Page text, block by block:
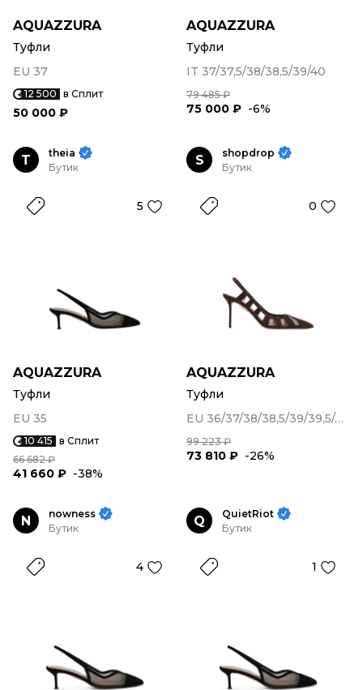
AQUAZZURA
Туфли
EU 37
12 500 в Сплит
50 000 ₽
AQUAZZURA
Туфли
IT 37/37,5/38/38,5/39/40
79 485 ₽
75 000 ₽ -6%
T
theia
Бутик
5
AQUAZZURA
Туфли
EU 35
10 415 в Сплит
66 682 ₽
41 660 ₽ -38%
S
shopdrop
Бутик
0
AQUAZZURA
Туфли
EU 36/37/38/38,5/39/39,5/40/41
99 223 ₽
73 810 ₽ -26%
N
nowness
Бутик
4
Q
QuietRiot
Бутик
1